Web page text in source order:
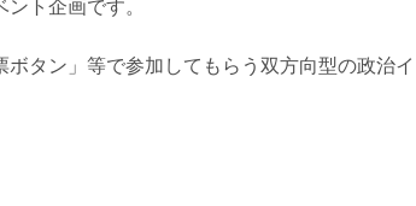
ト企画です。
タン」等で参加してもらう双方向型の政治イ